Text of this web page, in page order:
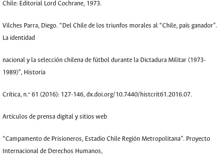
Chile: Editorial Lord Cochrane, 1973.
Vilches Parra, Diego. “Del Chile de los triunfos morales al “Chile, país ganador”.
La identidad
nacional y la selección chilena de fútbol durante la Dictadura Militar (1973-
1989)”, Historia
Crítica, n.º 61 (2016): 127-146, dx.doi.org/10.7440/histcrit61.2016.07.
Artículos de prensa digital y sitios web
“Campamento de Prisioneros, Estadio Chile Región Metropolitana”. Proyecto
Internacional de Derechos Humanos,